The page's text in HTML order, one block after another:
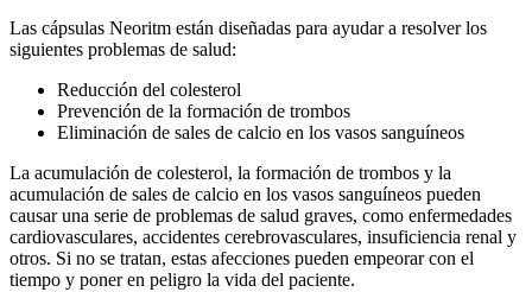
Las cápsulas Neoritm están diseñadas para ayudar a resolver los
siguientes problemas de salud:
Reducción del colesterol
Prevención de la formación de trombos
Eliminación de sales de calcio en los vasos sanguíneos
La acumulación de colesterol, la formación de trombos y la
acumulación de sales de calcio en los vasos sanguíneos pueden
causar una serie de problemas de salud graves, como enfermedades
cardiovasculares, accidentes cerebrovasculares, insuficiencia renal y
otros. Si no se tratan, estas afecciones pueden empeorar con el
tiempo y poner en peligro la vida del paciente.